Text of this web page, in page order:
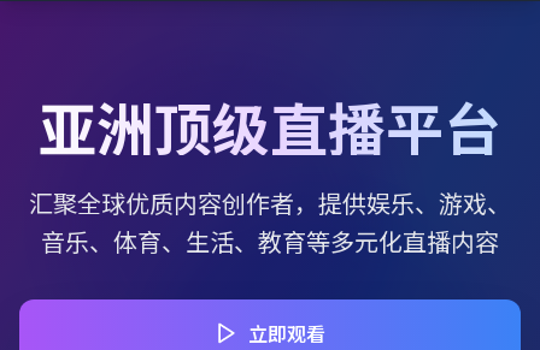
亚洲顶级直播平台
汇聚全球优质内容创作者，提供娱乐、游戏、
音乐、体育、生活、教育等多元化直播内容
立即观看